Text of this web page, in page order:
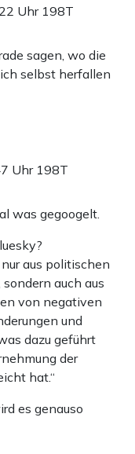
Uhr 198T
sagen, wo die
selbst herfallen
Uhr 198T
was gegoogelt.
aus politischen
auch aus
von negativen
und
dazu geführt
der
hat.“
es genauso